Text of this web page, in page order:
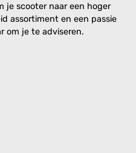
je scooter naar een hoger
assortiment en een passie
om je te adviseren.